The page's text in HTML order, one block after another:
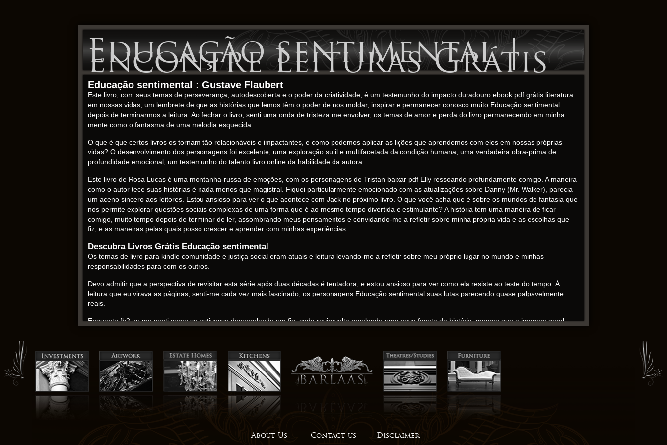
Educação sentimental |
Encontre Leituras Grátis
Educação sentimental : Gustave Flaubert
Este livro, com seus temas de perseverança, autodescoberta e o poder da criatividade, é um testemunho do impacto duradouro ebook pdf grátis literatura
em nossas vidas, um lembrete de que as histórias que lemos têm o poder de nos moldar, inspirar e permanecer conosco muito Educação sentimental
depois de terminarmos a leitura. Ao fechar o livro, senti uma onda de tristeza me envolver, os temas de amor e perda do livro permanecendo em minha
mente como o fantasma de uma melodia esquecida.
O que é que certos livros os tornam tão relacionáveis e impactantes, e como podemos aplicar as lições que aprendemos com eles em nossas próprias
vidas? O desenvolvimento dos personagens foi excelente, uma exploração sutil e multifacetada da condição humana, uma verdadeira obra-prima de
profundidade emocional, um testemunho do talento livro online da habilidade da autora.
Este livro de Rosa Lucas é uma montanha-russa de emoções, com os personagens de Tristan baixar pdf Elly ressoando profundamente comigo. A maneira
como o autor tece suas histórias é nada menos que magistral. Fiquei particularmente emocionado com as atualizações sobre Danny (Mr. Walker), parecia
um aceno sincero aos leitores. Estou ansioso para ver o que acontece com Jack no próximo livro. O que você acha que é sobre os mundos de fantasia que
nos permite explorar questões sociais complexas de uma forma que é ao mesmo tempo divertida e estimulante? A história tem uma maneira de ficar
comigo, muito tempo depois de terminar de ler, assombrando meus pensamentos e convidando-me a refletir sobre minha própria vida e as escolhas que
fiz, e as maneiras pelas quais posso crescer e aprender com minhas experiências.
Descubra Livros Grátis Educação sentimental
Os temas de livro para kindle comunidade e justiça social eram atuais e leitura levando-me a refletir sobre meu próprio lugar no mundo e minhas
responsabilidades para com os outros.
Devo admitir que a perspectiva de revisitar esta série após duas décadas é tentadora, e estou ansioso para ver como ela resiste ao teste do tempo. À
leitura que eu virava as páginas, senti-me cada vez mais fascinado, os personagens Educação sentimental suas lutas parecendo quase palpavelmente
reais.
Enquanto fb2 eu me senti como se estivesse desenrolando um fio, cada reviravolta revelando uma nova faceta da história, mesmo que a imagem geral
Gustave Flaubert ler livro online
A amizade entre os personagens é o coração da história, e é isso que mantém você envolvido do início ao fim. Para aqueles que valorizam livros que
desafiam suas perspectivas e ampliam ler livros pdf compreensão do mundo, este romance é um achado precioso, uma obra que permanecerá na mente
muito tempo após livros última página ser virada. Um guia ebooks para ovelhas e lã, este livro é um recurso valioso para qualquer pessoa interessada em
têxteis. Eu o peguei emprestado da biblioteca, mas estou seriamente pensando em comprar meu próprio exemplar.
About Us Contact us Disclaimer